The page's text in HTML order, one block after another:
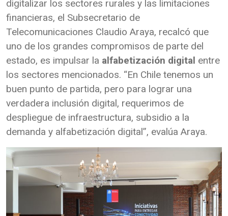
digitalizar los sectores rurales y las limitaciones
financieras, el Subsecretario de
Telecomunicaciones Claudio Araya, recalcó que
uno de los grandes compromisos de parte del
estado, es impulsar la alfabetización digital entre
los sectores mencionados. “En Chile tenemos un
buen punto de partida, pero para lograr una
verdadera inclusión digital, requerimos de
despliegue de infraestructura, subsidio a la
demanda y alfabetización digital”, evalúa Araya.